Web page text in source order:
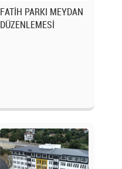
FATİH PARKI MEYDAN
DÜZENLEMESİ